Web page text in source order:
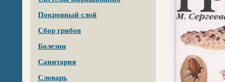
Покровный слой
Сбор грибов
Болезни
Санитария
Словарь